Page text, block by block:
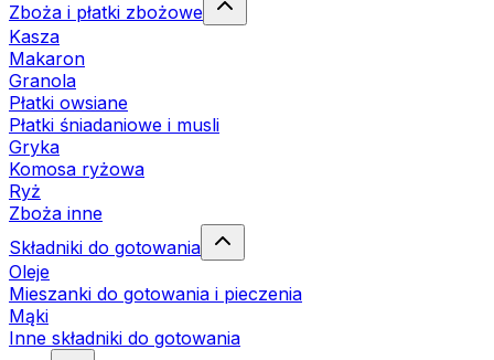
Zboża i płatki zbożowe
Kasza
Makaron
Granola
Płatki owsiane
Płatki śniadaniowe i musli
Gryka
Komosa ryżowa
Ryż
Zboża inne
Składniki do gotowania
Oleje
Mieszanki do gotowania i pieczenia
Mąki
Inne składniki do gotowania